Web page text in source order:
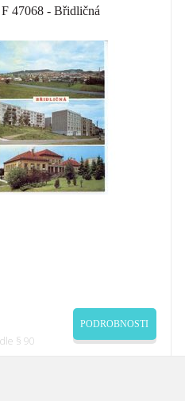
F 47068 - Břidličná
§ 90
PODROBNOSTI